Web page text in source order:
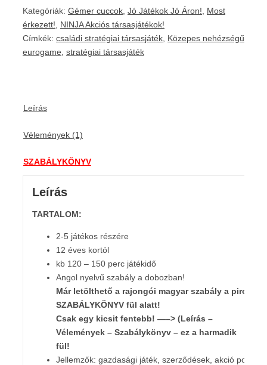
Kategóriák: Gémer cuccok Jó Játékok Jó Áron!
Most
érkezett!
NINJA Akciós társasjátékok!
Címkék: családi stratégiai társasjáték Közepes nehézségű
eurogame stratégiai társasjáték
Leírás
Vélemények (1)
SZABÁLYKÖNYV
Leírás
TARTALOM:
2-5 játékos részére
12 éves kortól
kb 120 – 150 perc játékidő
Angol nyelvű szabály a dobozban!
Már letölthető a rajongói magyar szabály a piros
SZABÁLYKÖNYV fül alatt!
Csak egy kicsit fentebb! —–> (Leírás –
Vélemények – Szabálykönyv – ez a harmadik
fül!
Jellemzők: gazdasági játék, szerződések, akció pont